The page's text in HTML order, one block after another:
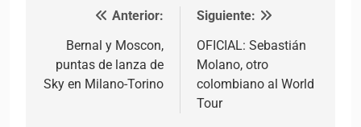
Navegación de entradas
Anterior:
Bernal y Moscon,
puntas de lanza de
Sky en Milano-Torino
Siguiente:
OFICIAL: Sebastián
Molano, otro
colombiano al World
Tour